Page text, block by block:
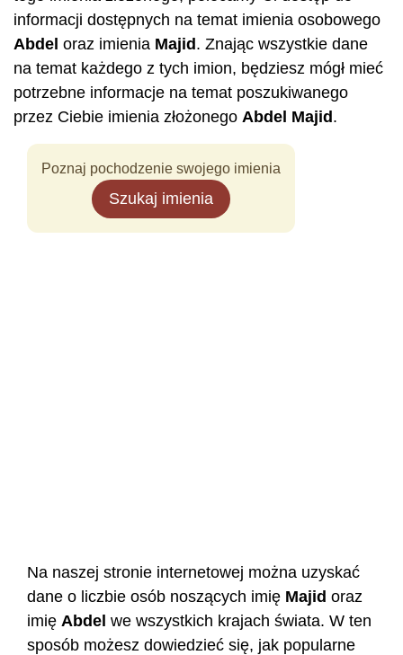
informacji dostępnych na temat imienia osobowego
Abdel oraz imienia Majid . Znając wszystkie dane
na temat każdego z tych imion, będziesz mógł mieć
potrzebne informacje na temat poszukiwanego
przez Ciebie imienia złożonego Abdel Majid .
Poznaj pochodzenie swojego imienia
Szukaj imienia
Na naszej stronie internetowej można uzyskać
dane o liczbie osób noszących imię Majid oraz
imię Abdel we wszystkich krajach świata. W ten
sposób możesz dowiedzieć się, jak popularne